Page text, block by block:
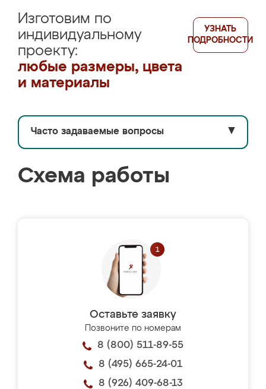
Изготовим по
индивидуальному
проекту:
любые размеры, цвета
и материалы
УЗНАТЬ
ПОДРОБНОСТИ
Часто задаваемые вопросы ▼
Схема работы
Оставьте заявку
Позвоните по номерам
8 (800) 511-89-55
8 (495) 665-24-01
8 (926) 409-68-13